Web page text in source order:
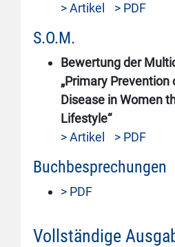
> Artikel
> PDF
S.O.M.
Bewertung der
„Primary
Disease in Women
Lifestyle“
> Artikel
> PDF
Buchbesprechungen
> PDF
Vollständige